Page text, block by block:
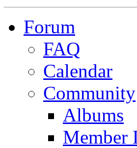
Forum
FAQ
Calendar
Community
Albums
Member